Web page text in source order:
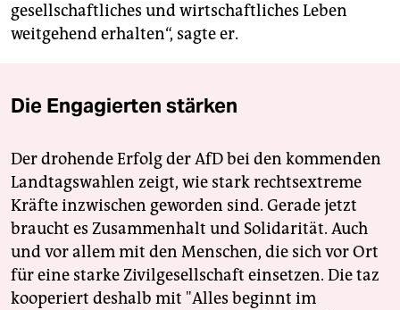
gesellschaftliches und wirtschaftliches Leben
weitgehend erhalten“, sagte er.
Die Engagierten stärken
Der drohende Erfolg der AfD bei den kommenden
Landtagswahlen zeigt, wie stark rechtsextreme
Kräfte inzwischen geworden sind. Gerade jetzt
braucht es Zusammenhalt und Solidarität. Auch
und vor allem mit den Menschen, die sich vor Ort
für eine starke Zivilgesellschaft einsetzen. Die taz
kooperiert deshalb mit "Alles beginnt im